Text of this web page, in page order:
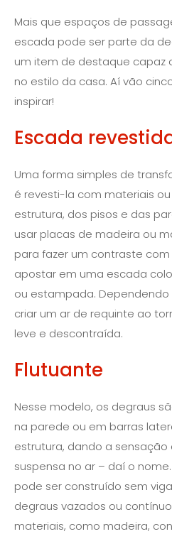
Mais que espaços de
escada pode ser parte da
um item de destaque capaz
no estilo da casa. Aí vão
inspirar!
Escada
Uma forma simples de
é revesti-la com materiais
estrutura, dos pisos e das
usar placas de madeira ou
para fazer um contraste
apostar em uma escada
ou estampada.
criar um ar de requinte ao
leve e descontraída.
Flutuante
Nesse modelo, os degraus
na parede ou em barras
estrutura, dando a
suspensa no ar – daí o
pode ser construído sem
degraus vazados ou
materiais, como madeira,